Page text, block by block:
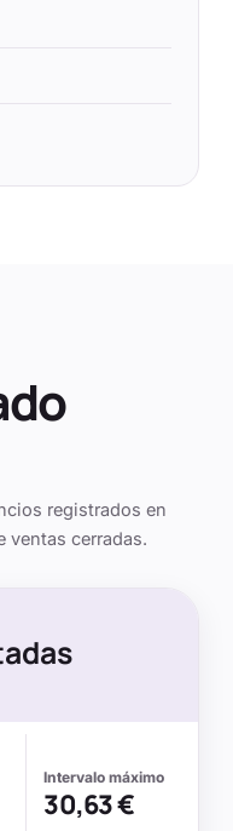
registrados en
ventas cerradas.
Intervalo máximo
30,63 €